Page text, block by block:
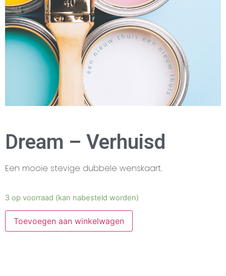
Dream – Verhuisd
Een mooie stevige dubbele wenskaart.
3 op voorraad (kan nabesteld worden)
Toevoegen aan winkelwagen